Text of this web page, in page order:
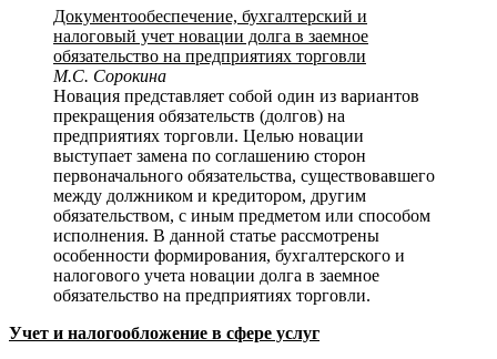
Документообеспечение, бухгалтерский и
налоговый учет новации долга в заемное
обязательство на предприятиях торговли
М.С. Сорокина
Новация представляет собой один из вариантов
прекращения обязательств (долгов) на
предприятиях торговли. Целью новации
выступает замена по соглашению сторон
первоначального обязательства, существовавшего
между должником и кредитором, другим
обязательством, с иным предметом или способом
исполнения. В данной статье рассмотрены
особенности формирования, бухгалтерского и
налогового учета новации долга в заемное
обязательство на предприятиях торговли.
Учет и налогообложение в сфере услуг